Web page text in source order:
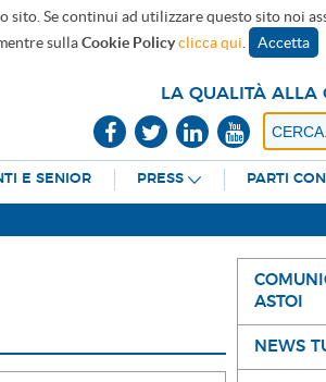
Se continui ad utilizzare questo sito noi
mentre sullaCookie Policy clicca qui Accetta
LA QUALITÀ ALLA
E SENIOR PRESS PARTI
ASTOI
NEWS